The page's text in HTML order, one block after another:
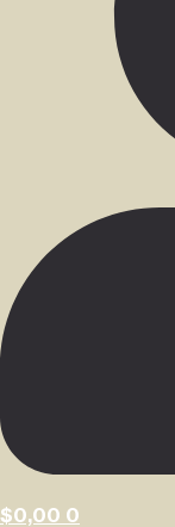
$0,00 0